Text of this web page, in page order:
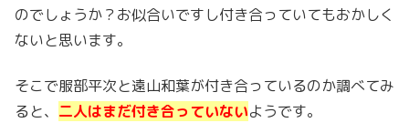
のでしょうか？お似合いですし付き合っていてもおかしく
ないと思います。
そこで服部平次と遠山和葉が付き合っているのか調べてみ
ると、 二人はまだ付き合っていないようです。